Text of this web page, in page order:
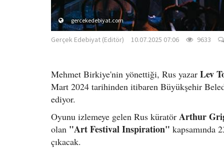
gercekedebiyat.com
Gerçek Edebiyat (Editör) 10.07.2025 07:06 9633
Mehmet Birkiye'nin yönettiği, Rus yazar Lev
Mart 2024 tarihinden itibaren Büyükşehir
ediyor.
Oyunu izlemeye gelen Rus küratör Arthur
olan "Art Festival Inspiration" kapsamında
çıkacak.